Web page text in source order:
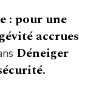
: pour une
accrues
Déneiger